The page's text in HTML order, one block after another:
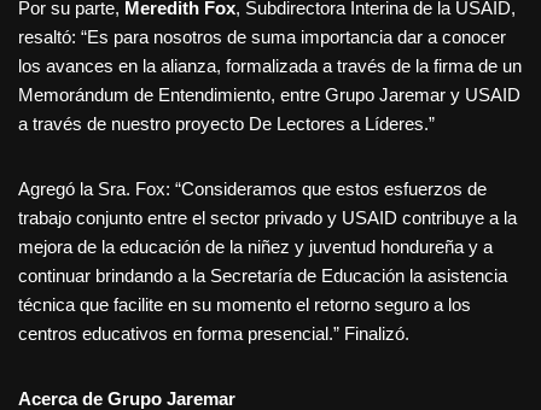
Por su parte, Meredith Fox, Subdirectora Interina de la USAID,
resaltó: “Es para nosotros de suma importancia dar a conocer
los avances en la alianza, formalizada a través de la firma de un
Memorándum de Entendimiento, entre Grupo Jaremar y USAID
a través de nuestro proyecto De Lectores a Líderes.”
Agregó la Sra. Fox: “Consideramos que estos esfuerzos de
trabajo conjunto entre el sector privado y USAID contribuye a la
mejora de la educación de la niñez y juventud hondureña y a
continuar brindando a la Secretaría de Educación la asistencia
técnica que facilite en su momento el retorno seguro a los
centros educativos en forma presencial.” Finalizó.
Acerca de Grupo Jaremar